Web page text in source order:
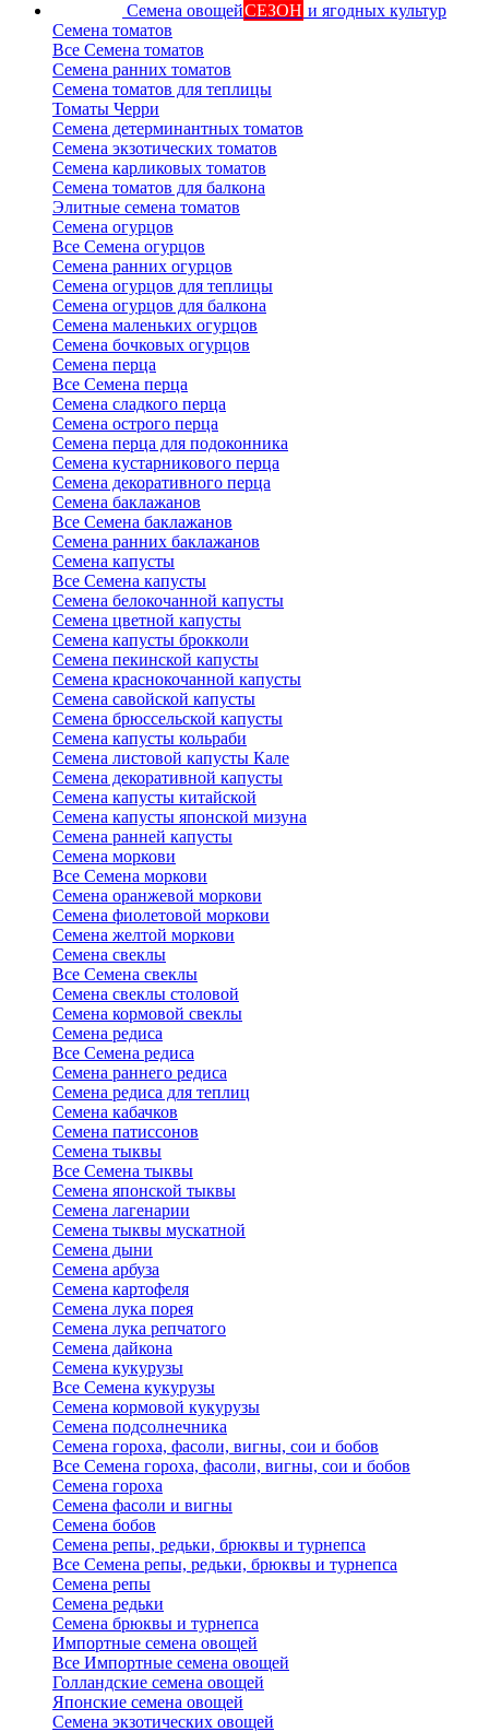
Семена овощейСЕЗОН и ягодных культур
Семена томатов
Все Семена томатов
Семена ранних томатов
Семена томатов для теплицы
Томаты Черри
Семена детерминантных томатов
Семена экзотических томатов
Семена карликовых томатов
Семена томатов для балкона
Элитные семена томатов
Семена огурцов
Все Семена огурцов
Семена ранних огурцов
Семена огурцов для теплицы
Семена огурцов для балкона
Семена маленьких огурцов
Семена бочковых огурцов
Семена перца
Все Семена перца
Семена сладкого перца
Семена острого перца
Семена перца для подоконника
Семена кустарникового перца
Семена декоративного перца
Семена баклажанов
Все Семена баклажанов
Семена ранних баклажанов
Семена капусты
Все Семена капусты
Семена белокочанной капусты
Семена цветной капусты
Семена капусты брокколи
Семена пекинской капусты
Семена краснокочанной капусты
Семена савойской капусты
Семена брюссельской капусты
Семена капусты кольраби
Семена листовой капусты Кале
Семена декоративной капусты
Семена капусты китайской
Семена капусты японской мизуна
Семена ранней капусты
Семена моркови
Все Семена моркови
Семена оранжевой моркови
Семена фиолетовой моркови
Семена желтой моркови
Семена свеклы
Все Семена свеклы
Семена свеклы столовой
Семена кормовой свеклы
Семена редиса
Все Семена редиса
Семена раннего редиса
Семена редиса для теплиц
Семена кабачков
Семена патиссонов
Семена тыквы
Все Семена тыквы
Семена японской тыквы
Семена лагенарии
Семена тыквы мускатной
Семена дыни
Семена арбуза
Семена картофеля
Семена лука порея
Семена лука репчатого
Семена дайкона
Семена кукурузы
Все Семена кукурузы
Семена кормовой кукурузы
Семена подсолнечника
Семена гороха, фасоли, вигны, сои и бобов
Все Семена гороха, фасоли, вигны, сои и бобов
Семена гороха
Семена фасоли и вигны
Семена бобов
Семена репы, редьки, брюквы и турнепса
Все Семена репы, редьки, брюквы и турнепса
Семена репы
Семена редьки
Семена брюквы и турнепса
Импортные семена овощей
Все Импортные семена овощей
Голландские семена овощей
Японские семена овощей
Семена экзотических овощей